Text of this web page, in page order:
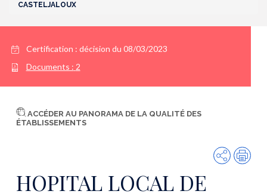
CASTELJALOUX
Certification : décision du 08/03/2023
Documents : 2
ACCÉDER AU PANORAMA DE LA QUALITÉ DES
ÉTABLISSEMENTS
Partager
HOPITAL LOCAL DE